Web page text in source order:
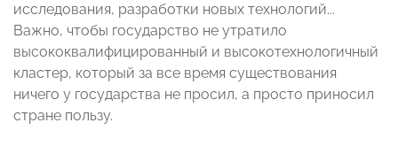
исследования, разработки новых технологий...
Важно, чтобы государство не утратило
высококвалифицированный и высокотехнологичный
кластер, который за все время существования
ничего у государства не просил, а просто приносил
стране пользу.